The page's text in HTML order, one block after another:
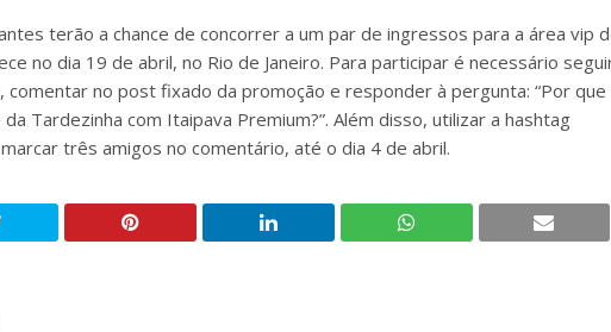
terão a chance de concorrer a um par de ingressos para a área vip
no dia 19 de abril, no Rio de Janeiro. Para participar é necessário
comentar no post fixado da promoção e responder à pergunta: “Por
Tardezinha com Itaipava Premium?”. Além disso, utilizar a hashtag
três amigos no comentário, até o dia 4 de abril.